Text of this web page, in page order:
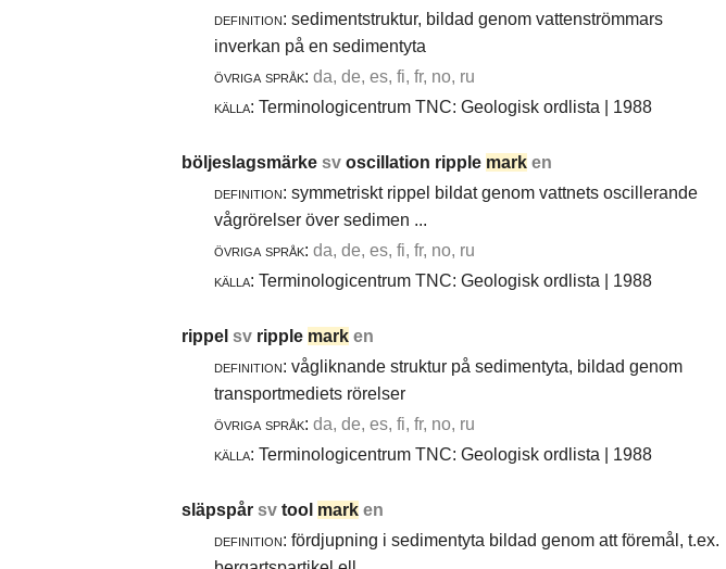
definition: sedimentstruktur, bildad genom vattenströmmars
inverkan på en sedimentyta
övriga språk: da, de, es, fi, fr, no, ru
källa: Terminologicentrum TNC: Geologisk ordlista | 1988
böljeslagsmärke sv oscillation ripple mark en
definition: symmetriskt rippel bildat genom vattnets oscillerande
vågrörelser över sedimen ...
övriga språk: da, de, es, fi, fr, no, ru
källa: Terminologicentrum TNC: Geologisk ordlista | 1988
rippel sv ripple mark en
definition: vågliknande struktur på sedimentyta, bildad genom
transportmediets rörelser
övriga språk: da, de, es, fi, fr, no, ru
källa: Terminologicentrum TNC: Geologisk ordlista | 1988
släpspår sv tool mark en
definition: fördjupning i sedimentyta bildad genom att föremål, t.ex.